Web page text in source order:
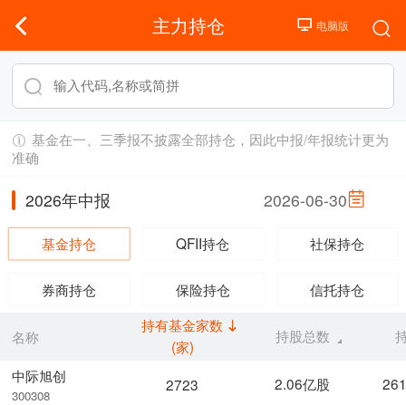
主力持仓
基金在一、三季报不披露全部持仓，因此中报/年报统计更为
准确
2026年中报 2026-06-30
基金持仓 QFII持仓 社保持仓
券商持仓 保险持仓 信托持仓
名称
中际旭创
300308
持有基金家数
(家)
持股总数
2723 2.06亿股